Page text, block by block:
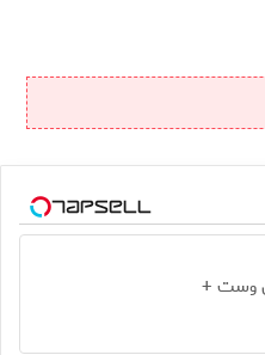
وست +